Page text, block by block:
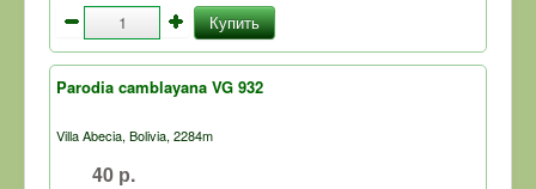
Купить
Parodia camblayana VG 932
Villa Abecia, Bolivia, 2284m
40 р.